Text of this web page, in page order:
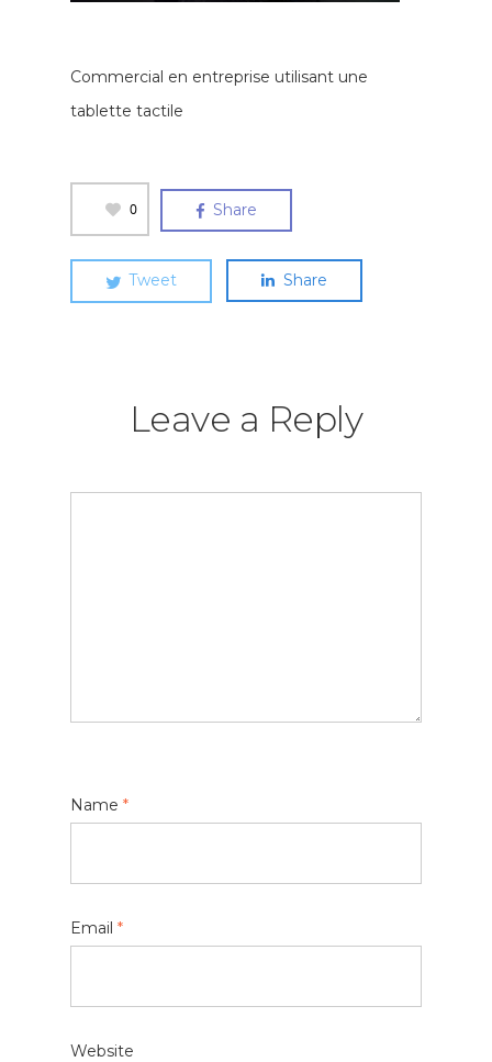
Commercial en entreprise utilisant une
tablette tactile
0 Share
Tweet Share
Leave a Reply
Name *
Email *
Website